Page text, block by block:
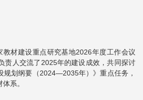
材建设重点研究基地2026年度工作会议
责人交流了2025年的建设成效，共同探讨
规划纲要（2024—2035年）》重点任务，
系。